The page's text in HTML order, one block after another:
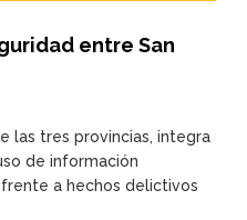
entre San
las tres provincias, integra
de información
a hechos delictivos